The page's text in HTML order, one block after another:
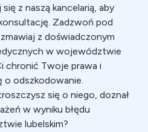
z naszą kancelarią, aby
Zadzwoń pod
z doświadczonym
w województwie
chronić Twoje prawa i
o odszkodowanie.
się o niego, doznał
w wyniku błędu
lubelskim?